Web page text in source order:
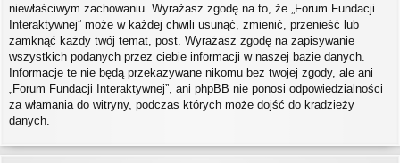
niewłaściwym zachowaniu. Wyrażasz zgodę na to, że „Forum Fundacji
Interaktywnej” może w każdej chwili usunąć, zmienić, przenieść lub
zamknąć każdy twój temat, post. Wyrażasz zgodę na zapisywanie
wszystkich podanych przez ciebie informacji w naszej bazie danych.
Informacje te nie będą przekazywane nikomu bez twojej zgody, ale ani
„Forum Fundacji Interaktywnej”, ani phpBB nie ponosi odpowiedzialności
za włamania do witryny, podczas których może dojść do kradzieży
danych.